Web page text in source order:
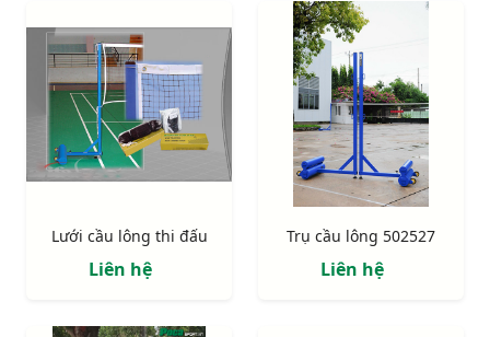
Lưới cầu lông thi đấu
Liên hệ
Trụ cầu lông 502527
Liên hệ